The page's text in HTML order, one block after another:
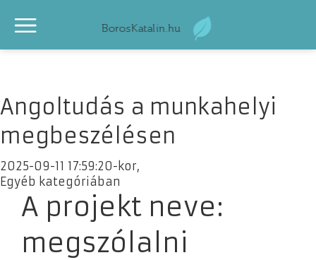
Angoltudás a munkahelyi
megbeszélésen
2025-09-11 17:59:20-kor,
Egyéb kategóriában
A projekt neve:
megszólalni